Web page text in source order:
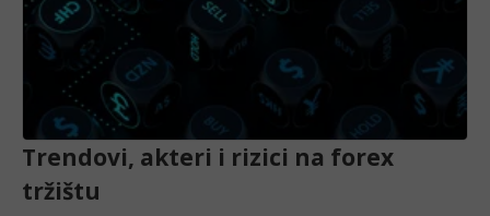
Trendovi, akteri i rizici na forex
tržištu